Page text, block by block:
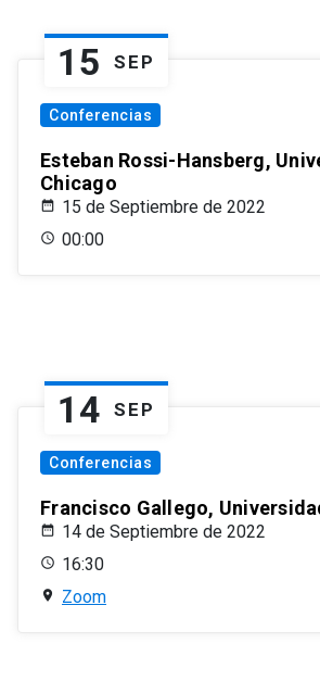
15 SEP
Conferencias
Esteban Rossi-Hansberg,
Chicago
15 de Septiembre de 2022
00:00
14 SEP
Conferencias
Francisco Gallego,
14 de Septiembre de 2022
16:30
Zoom